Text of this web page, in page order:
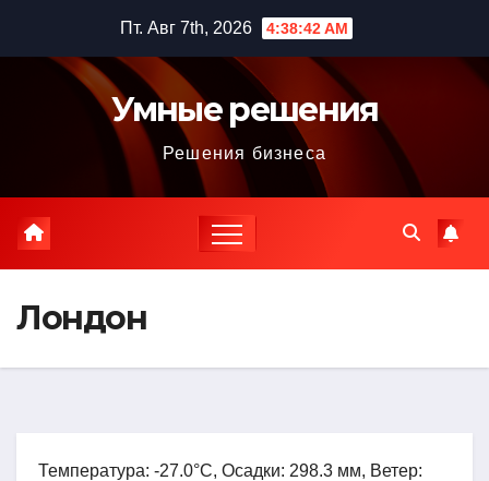
содержимому
Пт. Авг 7th, 2026 4:38:43 AM
Умные решения
Решения бизнеса
Лондон
Температура: -27.0°C, Осадки: 298.3 мм, Ветер: